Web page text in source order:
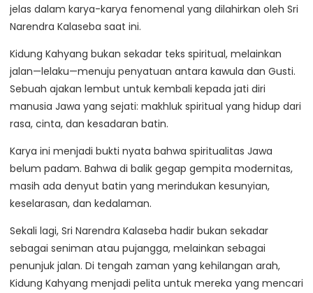
jelas dalam karya-karya fenomenal yang dilahirkan oleh Sri
Narendra Kalaseba saat ini.
Kidung Kahyang bukan sekadar teks spiritual, melainkan
jalan—lelaku—menuju penyatuan antara kawula dan Gusti.
Sebuah ajakan lembut untuk kembali kepada jati diri
manusia Jawa yang sejati: makhluk spiritual yang hidup dari
rasa, cinta, dan kesadaran batin.
Karya ini menjadi bukti nyata bahwa spiritualitas Jawa
belum padam. Bahwa di balik gegap gempita modernitas,
masih ada denyut batin yang merindukan kesunyian,
keselarasan, dan kedalaman.
Sekali lagi, Sri Narendra Kalaseba hadir bukan sekadar
sebagai seniman atau pujangga, melainkan sebagai
penunjuk jalan. Di tengah zaman yang kehilangan arah,
Kidung Kahyang menjadi pelita untuk mereka yang mencari